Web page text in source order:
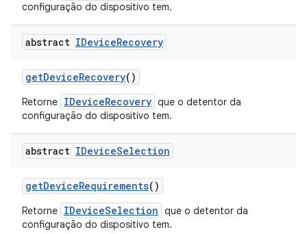
configuração do dispositivo tem.
abstract IDeviceRecovery
getDeviceRecovery()
Retorne IDeviceRecovery que o detentor da
configuração do dispositivo tem.
abstract IDeviceSelection
getDeviceRequirements()
Retorne IDeviceSelection que o detentor da
configuração do dispositivo tem.